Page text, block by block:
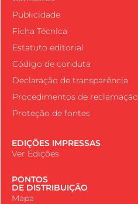
Publicidade
Ficha Técnica
Estatuto editorial
Código de conduta
Declaração de transparência
Procedimentos de reclamação
Proteção de fontes
EDIÇÕES IMPRESSAS
Ver Edições
PONTOS
DE DISTRIBUIÇÃO
Mapa